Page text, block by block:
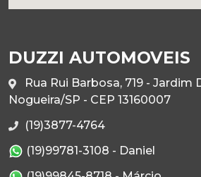
DUZZI AUTOMOVEIS
Rua Rui Barbosa, 719 - Jardim
Nogueira/SP - CEP 13160007
(19)3877-4764
(19)99781-3108 - Daniel